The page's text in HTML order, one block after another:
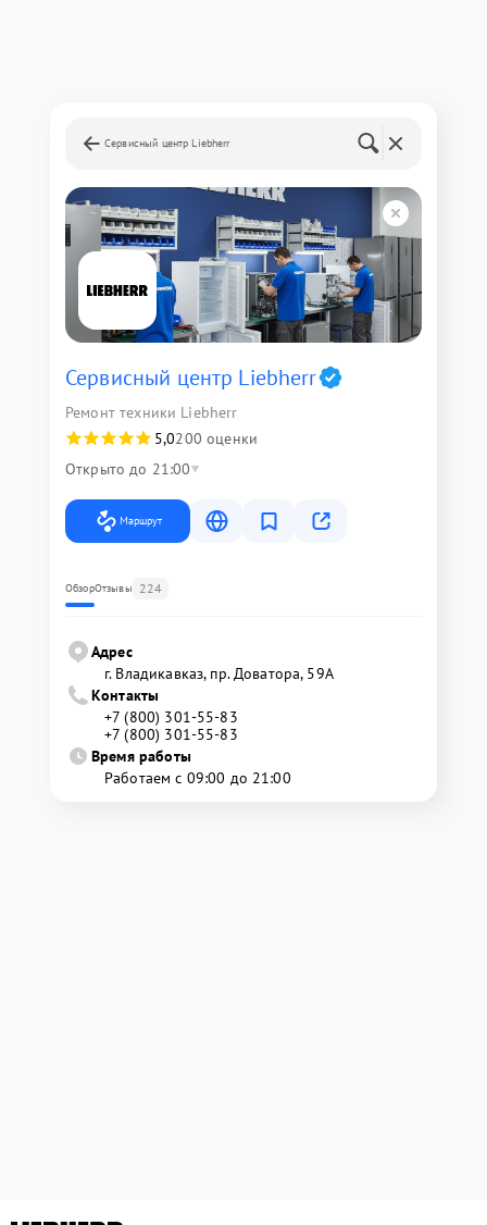
Сервисный центр Liebherr
Сервисный центр Liebherr
Ремонт техники Liebherr
5,0200 оценки
Открыто до 21:00
Маршрут
ОбзорОтзывы 224
Адрес
г. Владикавказ, пр. Доватора, 59А
Контакты
+7 (800) 301-55-83
+7 (800) 301-55-83
Время работы
Работаем с 09:00 до 21:00